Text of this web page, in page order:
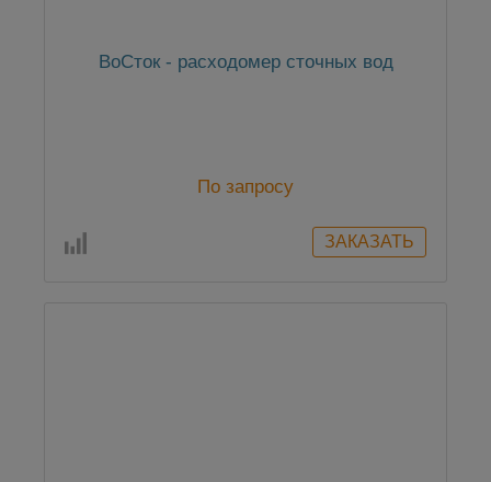
ВоСток - расходомер сточных вод
По запросу